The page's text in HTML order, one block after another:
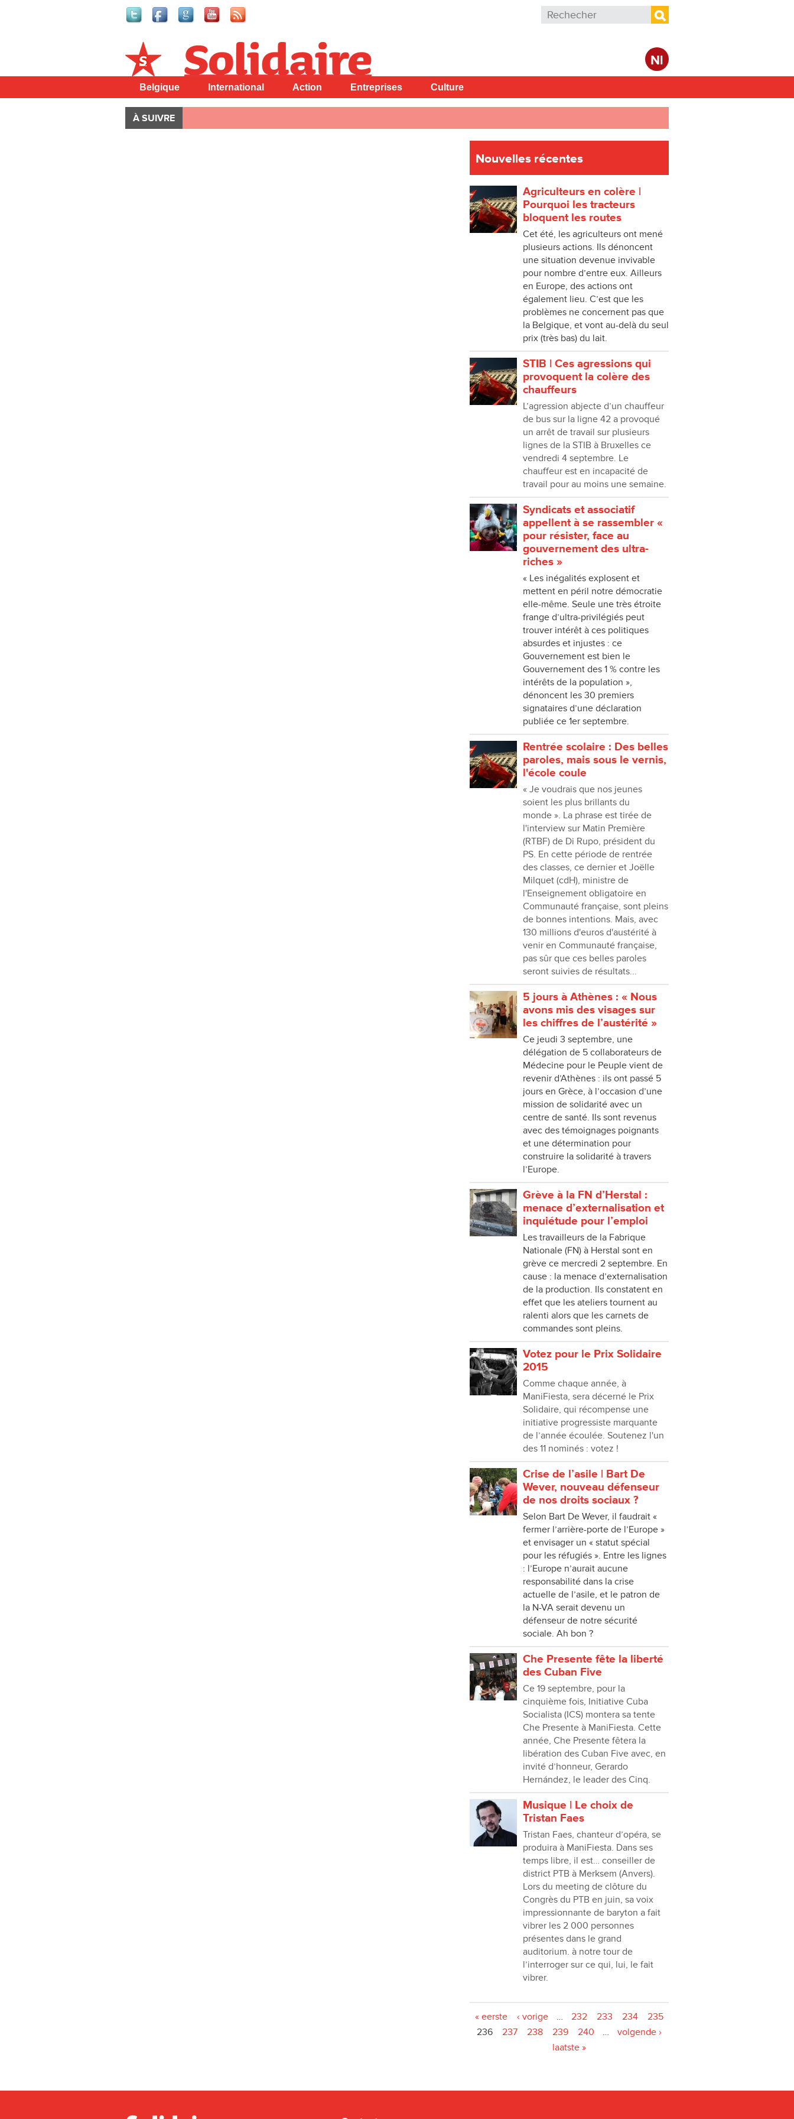
Formulaire de recherche
Rechercher
Nl
Solidaire
Belgique International Action Entreprises Culture
À SUIVRE
Nouvelles récentes
Agriculteurs en colère |
Pourquoi les tracteurs
bloquent les routes
Cet été, les agriculteurs ont mené
plusieurs actions. Ils dénoncent
une situation devenue invivable
pour nombre d’entre eux. Ailleurs
en Europe, des actions ont
également lieu. C’est que les
problèmes ne concernent pas que
la Belgique, et vont au-delà du seul
prix (très bas) du lait.
STIB | Ces agressions qui
provoquent la colère des
chauffeurs
L’agression abjecte d’un chauffeur
de bus sur la ligne 42 a provoqué
un arrêt de travail sur plusieurs
lignes de la STIB à Bruxelles ce
vendredi 4 septembre. Le
chauffeur est en incapacité de
travail pour au moins une semaine.
Syndicats et associatif
appellent à se rassembler «
pour résister, face au
gouvernement des ultra-
riches »
« Les inégalités explosent et
mettent en péril notre démocratie
elle-même. Seule une très étroite
frange d’ultra-privilégiés peut
trouver intérêt à ces politiques
absurdes et injustes : ce
Gouvernement est bien le
Gouvernement des 1 % contre les
intérêts de la population »,
dénoncent les 30 premiers
signataires d’une déclaration
publiée ce 1er septembre.
Rentrée scolaire : Des belles
paroles, mais sous le vernis,
l'école coule
« Je voudrais que nos jeunes
soient les plus brillants du
monde ». La phrase est tirée de
l'interview sur Matin Première
(RTBF) de Di Rupo, président du
PS. En cette période de rentrée
des classes, ce dernier et Joëlle
Milquet (cdH), ministre de
l'Enseignement obligatoire en
Communauté française, sont pleins
de bonnes intentions. Mais, avec
130 millions d'euros d'austérité à
venir en Communauté française,
pas sûr que ces belles paroles
seront suivies de résultats...
5 jours à Athènes : « Nous
avons mis des visages sur
les chiffres de l’austérité »
Ce jeudi 3 septembre, une
délégation de 5 collaborateurs de
Médecine pour le Peuple vient de
revenir d’Athènes : ils ont passé 5
jours en Grèce, à l’occasion d’une
mission de solidarité avec un
centre de santé. Ils sont revenus
avec des témoignages poignants
et une détermination pour
construire la solidarité à travers
l’Europe.
Grève à la FN d’Herstal :
menace d’externalisation et
inquiétude pour l’emploi
Les travailleurs de la Fabrique
Nationale (FN) à Herstal sont en
grève ce mercredi 2 septembre. En
cause : la menace d’externalisation
de la production. Ils constatent en
effet que les ateliers tournent au
ralenti alors que les carnets de
commandes sont pleins.
Votez pour le Prix Solidaire
2015
Comme chaque année, à
ManiFiesta, sera décerné le Prix
Solidaire, qui récompense une
initiative progressiste marquante
de l’année écoulée. Soutenez l'un
des 11 nominés : votez !
Crise de l’asile | Bart De
Wever, nouveau défenseur
de nos droits sociaux ?
Selon Bart De Wever, il faudrait «
fermer l’arrière-porte de l’Europe »
et envisager un « statut spécial
pour les réfugiés ». Entre les lignes
: l’Europe n’aurait aucune
responsabilité dans la crise
actuelle de l’asile, et le patron de
la N-VA serait devenu un
défenseur de notre sécurité
sociale. Ah bon ?
Che Presente fête la liberté
des Cuban Five
Ce 19 septembre, pour la
cinquième fois, Initiative Cuba
Socialista (ICS) montera sa tente
Che Presente à ManiFiesta. Cette
année, Che Presente fêtera la
libération des Cuban Five avec, en
invité d’honneur, Gerardo
Hernández, le leader des Cinq.
Musique | Le choix de
Tristan Faes
Tristan Faes, chanteur d’opéra, se
produira à ManiFiesta. Dans ses
temps libre, il est… conseiller de
district PTB à Merksem (Anvers).
Lors du meeting de clôture du
Congrès du PTB en juin, sa voix
impressionnante de baryton a fait
vibrer les 2 000 personnes
présentes dans le grand
auditorium. à notre tour de
l’interroger sur ce qui, lui, le fait
vibrer.
« eerste ‹ vorige … 232 233 234
235
236
237 238 239 240 …
volgende ›
laatste »